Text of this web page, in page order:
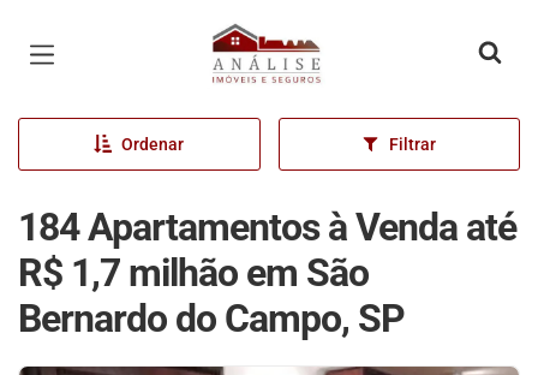
Página inicial
Ordenar Filtrar
184 Apartamentos à Venda até
R$ 1,7 milhão em São
Bernardo do Campo, SP